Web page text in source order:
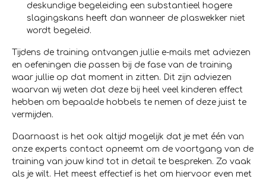
deskundige begeleiding een substantieel hogere
slagingskans heeft dan wanneer de plaswekker niet
wordt begeleid.
Tijdens de training ontvangen jullie e-mails met adviezen
en oefeningen die passen bij de fase van de training
waar jullie op dat moment in zitten. Dit zijn adviezen
waarvan wij weten dat deze bij heel veel kinderen effect
hebben om bepaalde hobbels te nemen of deze juist te
vermijden.
Daarnaast is het ook altijd mogelijk dat je met één van
onze experts contact opneemt om de voortgang van de
training van jouw kind tot in detail te bespreken. Zo vaak
als je wilt. Het meest effectief is het om hiervoor even met